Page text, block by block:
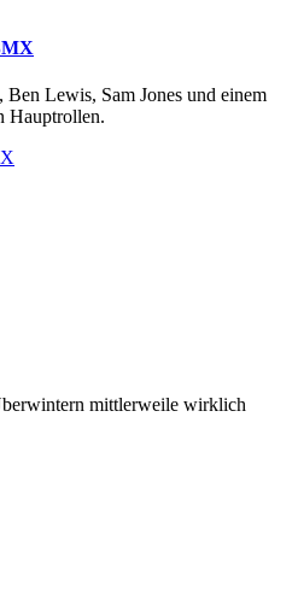
Lewis, Sam Jones und einem
Hauptrollen.
mittlerweile wirklich